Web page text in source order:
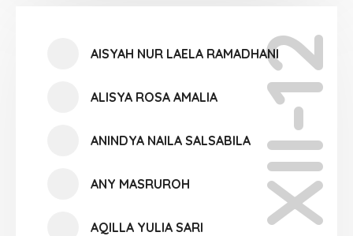
XII-12
AISYAH NUR LAELA RAMADHANI
ALISYA ROSA AMALIA
ANINDYA NAILA SALSABILA
ANY MASRUROH
AQILLA YULIA SARI